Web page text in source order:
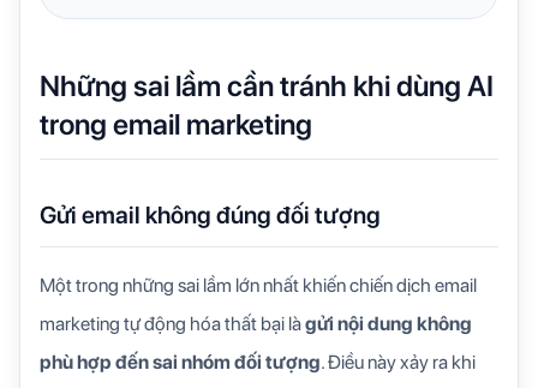
Những sai lầm cần tránh khi dùng AI
trong email marketing
Gửi email không đúng đối tượng
Một trong những sai lầm lớn nhất khiến chiến dịch email
marketing tự động hóa thất bại làgửi nội dung không
phù hợp đến sai nhóm đối tượng. Điều này xảy ra khi